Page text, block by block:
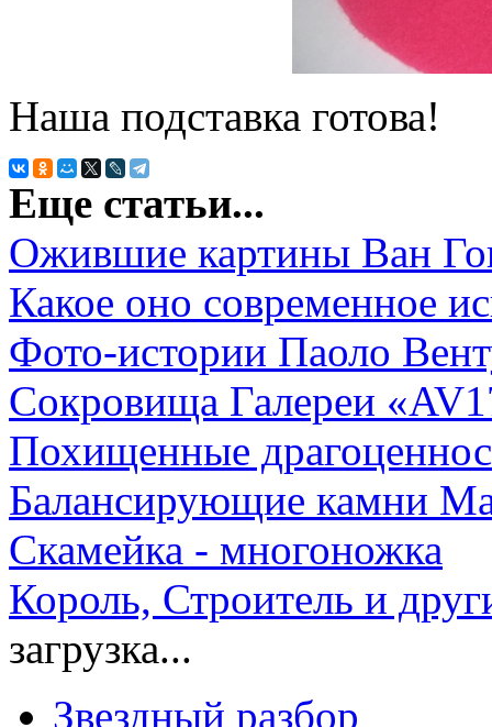
Наша подставка готова!
Еще статьи...
Ожившие картины Ван
Какое оно современное
Фото-истории Паоло
Сокровища Галереи
Похищенные
Балансирующие камни
Скамейка - многоножка
Король, Строитель и
загрузка...
Звездный разбор